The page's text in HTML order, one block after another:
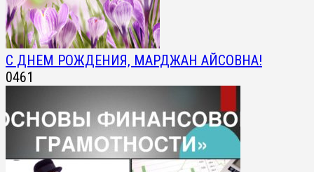
С ДНЕМ РОЖДЕНИЯ, МАРДЖАН АЙСОВНА!
0461